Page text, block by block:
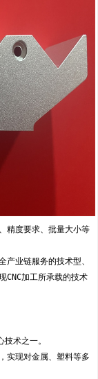
精度要求、批量大小等
产业链服务的技术型、
CNC加工所承载的技术
术之一。
实现对金属、塑料等多